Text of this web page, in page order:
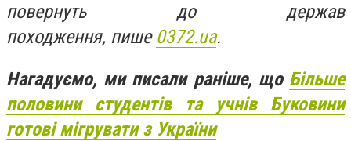
повернуть до держав
походження, пише 0372.ua.
Нагадуємо, ми писали раніше, що Більше
половини студентів та учнів Буковини
готові мігрувати з України